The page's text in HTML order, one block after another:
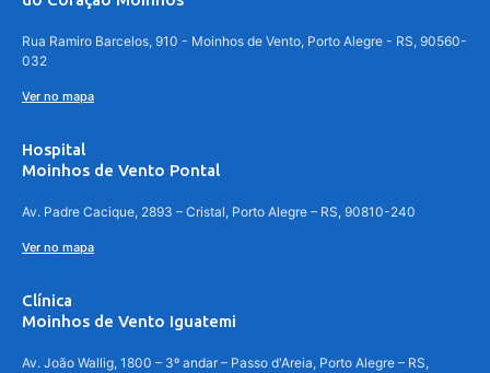
Rua Ramiro Barcelos, 910 - Moinhos de Vento, Porto Alegre - RS, 90560-
032
Ver no mapa
Hospital
Moinhos de Vento Pontal
Av. Padre Cacique, 2893 – Cristal, Porto Alegre – RS, 90810-240
Ver no mapa
Clínica
Moinhos de Vento Iguatemi
Av. João Wallig, 1800 – 3º andar – Passo d'Areia, Porto Alegre – RS,